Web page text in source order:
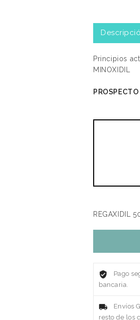
Principios
MINOXIDIL
REGAXIDIL
Pago
bancaria.
Envíos
resto de los